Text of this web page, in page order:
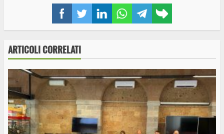
FacebookTwitterLinkedInWhatsAppTelegram
link
ARTICOLI CORRELATI